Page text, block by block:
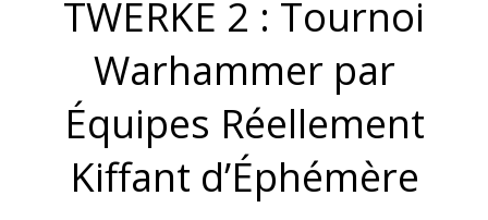
TWERKE 2 : Tournoi
Warhammer par
Équipes Réellement
Kiffant d’Éphémère